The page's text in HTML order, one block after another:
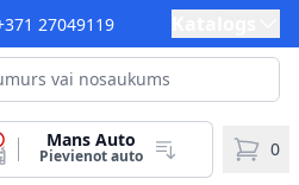
27049119
Mans Auto
Pievienot auto 0